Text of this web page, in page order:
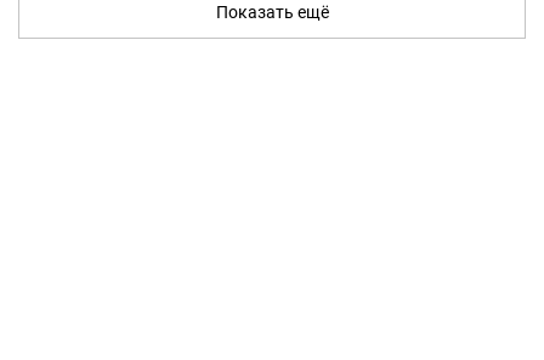
Показать ещё